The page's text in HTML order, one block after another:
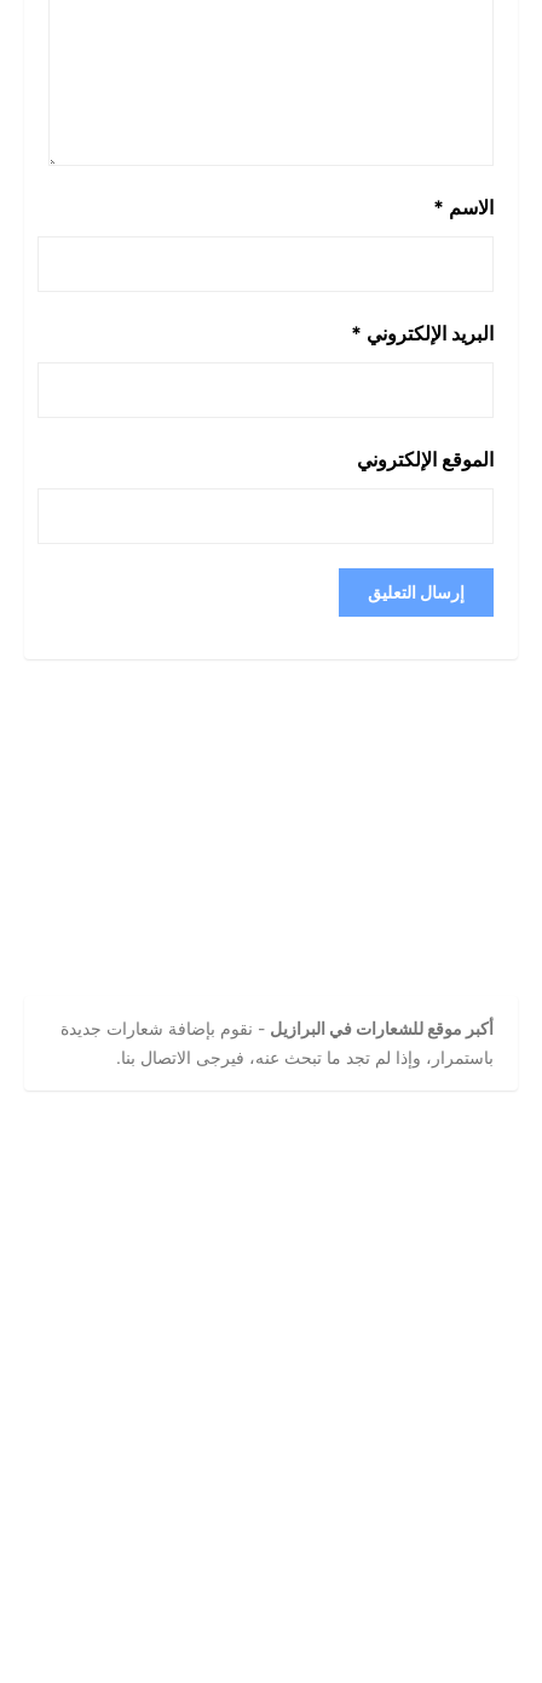
الاسم *
البريد الإلكتروني *
الموقع الإلكتروني
أكبر موقع للشعارات في البرازيل - نقوم بإضافة شعارات جديدة
باستمرار، وإذا لم تجد ما تبحث عنه، فيرجى الاتصال بنا.